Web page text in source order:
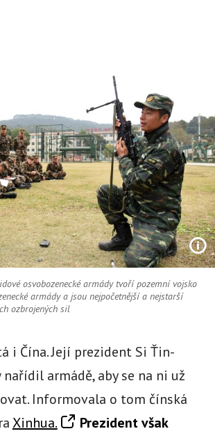
osvobozenecké armády tvoří pozemní vojsko
armády a jsou nejpočetnější a nejstarší
ozbrojených sil
i Čína. Její prezident Si Ťin-
armádě, aby se na ni už
Informovala o tom čínská
Xinhua.
Prezident však